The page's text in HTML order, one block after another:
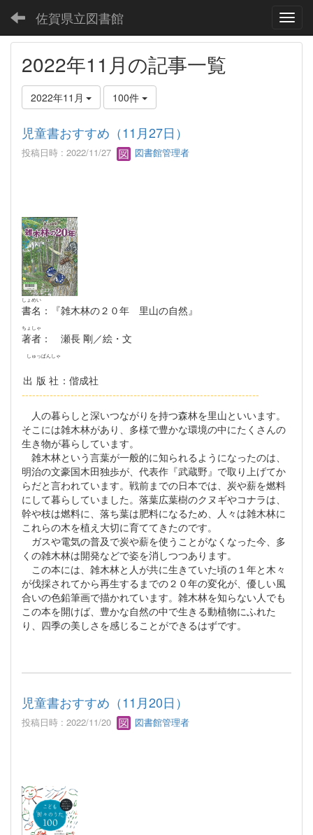
佐賀県立図書館
2022年11月の記事一覧
2022年11月 100件
児童書おすすめ（11月27日）
投稿日時 : 2022/11/27 図書館管理者
書名
しょめい
：『雑木林の２０年 里山の自然』
著者
ちょしゃ
： 瀬長 剛／絵・文
出版社
しゅっぱんしゃ
：偕成社
--------------------------------------------------------------------
人の暮らしと深いつながりを持つ森林を里山といいます。
そこには雑木林があり、多様で豊かな環境の中にたくさんの
生き物が暮らしています。
雑木林という言葉が一般的に知られるようになったのは、
明治の文豪国木田独歩が、代表作『武蔵野』で取り上げてか
らだと言われています。戦前までの日本では、炭や薪を燃料
にして暮らしていました。落葉広葉樹のクヌギやコナラは、
幹や枝は燃料に、落ち葉は肥料になるため、人々は雑木林に
これらの木を植え大切に育ててきたのです。
ガスや電気の普及で炭や薪を使うことがなくなった今、多
くの雑木林は開発などで姿を消しつつあります。
この本には、雑木林と人が共に生きていた頃の１年と木々
が伐採されてから再生するまでの２０年の変化が、優しい風
合いの色鉛筆画で描かれています。雑木林を知らない人でも
この本を開けば、豊かな自然の中で生きる動植物にふれた
り、四季の美しさを感じることができるはずです。
児童書おすすめ（11月20日）
投稿日時 : 2022/11/20 図書館管理者